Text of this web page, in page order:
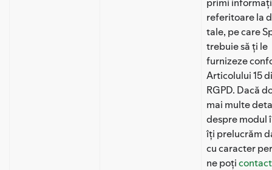
referitoare la
tale, pe care
trebuie să ți le
furnizeze
Articolului 15
RGPD. Dacă
mai multe
despre modul
îți prelucrăm
cu caracter
ne poți